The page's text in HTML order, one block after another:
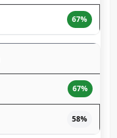
67%
67%
58%